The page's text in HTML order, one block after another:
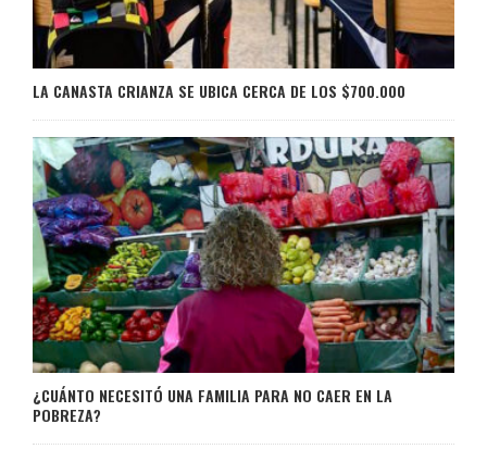
LA CANASTA CRIANZA SE UBICA CERCA DE LOS $700.000
¿CUÁNTO NECESITÓ UNA FAMILIA PARA NO CAER EN LA
POBREZA?